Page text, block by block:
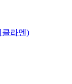
클라멘)